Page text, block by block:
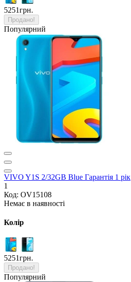
5251грн.
Продано!
Популярний
VIVO Y1S 2/32GB Blue Гарантія 1 рік
1
Код: OV15108
Немає в наявності
Колір
5251грн.
Продано!
Популярний